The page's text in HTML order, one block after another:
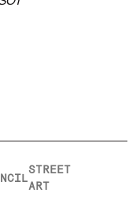
STREET
ART